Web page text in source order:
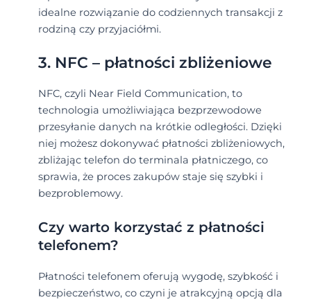
idealne rozwiązanie do codziennych transakcji z
rodziną czy przyjaciółmi.
3. NFC – płatności zbliżeniowe
NFC, czyli Near Field Communication, to
technologia umożliwiająca bezprzewodowe
przesyłanie danych na krótkie odległości. Dzięki
niej możesz dokonywać płatności zbliżeniowych,
zbliżając telefon do terminala płatniczego, co
sprawia, że proces zakupów staje się szybki i
bezproblemowy.
Czy warto korzystać z płatności
telefonem?
Płatności telefonem oferują wygodę, szybkość i
bezpieczeństwo, co czyni je atrakcyjną opcją dla